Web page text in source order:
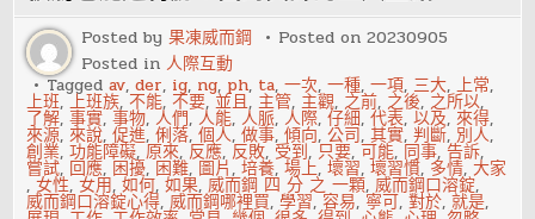
標
準
流
程
Posted by果凍威而鋼 Posted on20230905
Posted in人際互動
Taggedav,der, ig, ng, ph, ta,一次,一種,一項, 三大,上常,
上班,上班族,不能,不要,並且,主管,主觀, 之前, 之後, 之所以,
了解,事實,事物,人們,人能,人脈,人際,仔細,代表,以及,來得,
來源,來說,促進,俐落,個人,做事,傾向,公司,其實,判斷, 別人,
創業,功能障礙,原來, 反應, 反敗, 受到, 只要,可能, 同事,告訴,
嘗試, 回應, 困擾, 困難, 圖片,培養,場上,壞習,壞習慣, 多情,大家
,女性,女用,如何,如果,威而鋼 四 分 之 一顆,威而鋼口溶錠,
威而鋼口溶錠心得,威而鋼哪裡買,學習,容易, 寧可,對於,就是,